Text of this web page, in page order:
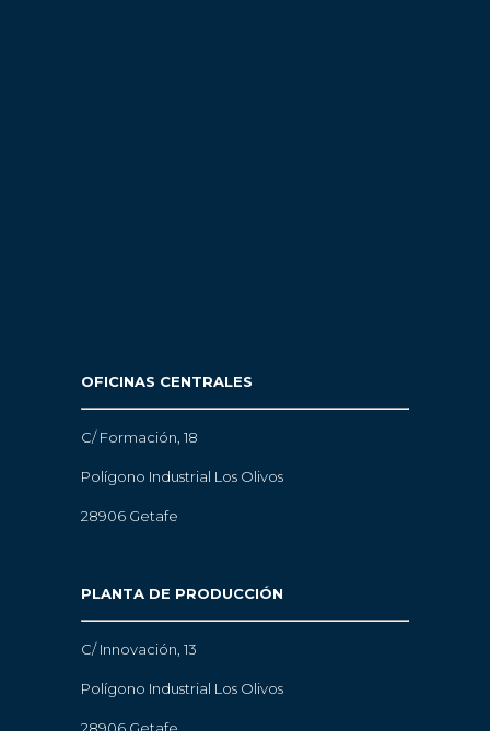
OFICINAS CENTRALES
C/ Formación, 18
Polígono Industrial Los Olivos
28906 Getafe
PLANTA DE PRODUCCIÓN
C/ Innovación, 13
Polígono Industrial Los Olivos
28906 Getafe